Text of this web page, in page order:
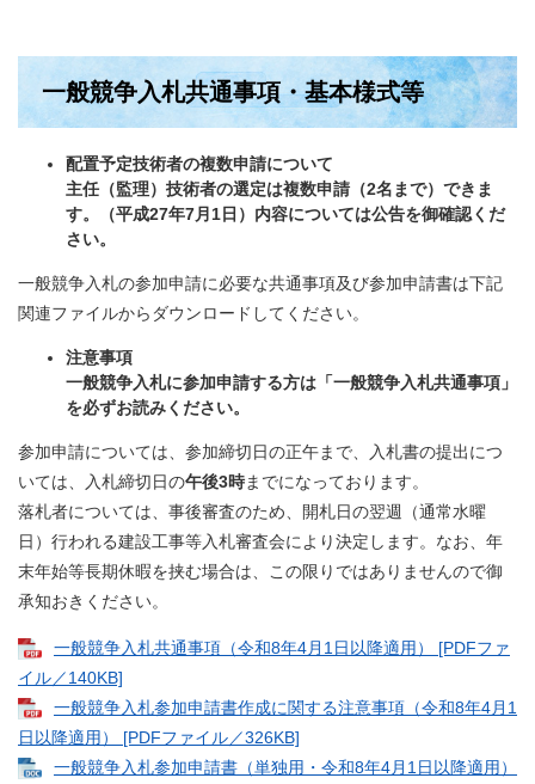
一般競争入札共通事項・基本様式等
配置予定技術者の複数申請について
主任（監理）技術者の選定は複数申請（2名まで）できま
す。（平成27年7月1日 ） 内容については公告を御確認くだ
さい。
一般競争入札の参加申請に必要な共通事項及び参加申請書は下記
関連ファイルからダウンロードしてください。
注意事項
一般競争入札に参加申請する方は「一般競争入札共通事項」
を必ずお読みください。
参加申請については、参加締切日の正午まで、入札書の提出につ
いては、入札締切日の午後3時までになっております。
落札者については、事後審査のため、開札日の翌週（通常水曜
日）行われる建設工事等入札審査会により決定します。なお、年
末年始等長期休暇を挟む場合は、この限りではありませんので御
承知おきください。
一般競争入札共通事項（令和8年4月1日以降適用） [PDFファ
イル／140KB]
一般競争入札参加申請書作成に関する注意事項（令和8年4月1
日以降適用） [PDFファイル／326KB]
一般競争入札参加申請書（単独用・令和8年4月1日以降適用）